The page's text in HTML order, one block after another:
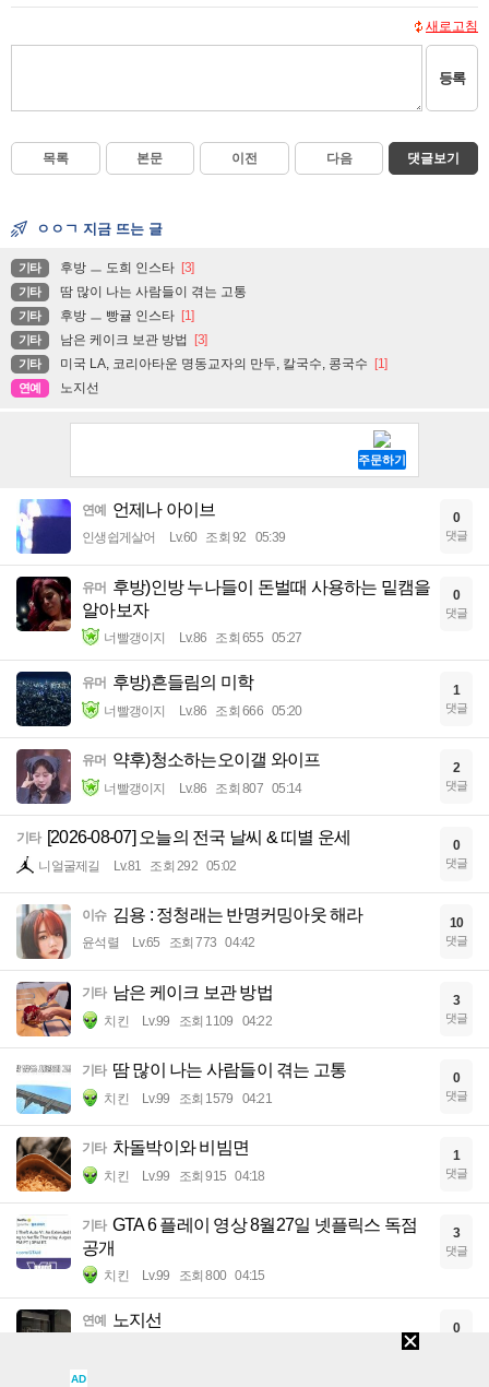
새로고침
등록
목록 본문 이전 다음 댓글보기
ㅇㅇㄱ 지금 뜨는 글
기타 후방 ㅡ 도희 인스타 [3]
기타 땀 많이 나는 사람들이 겪는 고통
기타 후방 ㅡ 빵귤 인스타 [1]
기타 남은 케이크 보관 방법 [3]
기타 미국 LA, 코리아타운 명동교자의 만두, 칼국수, 콩국수 [1]
연예 노지선
연예 언제나 아이브
인생쉽게살어 Lv.60 조회 92 05:39
0
댓글
유머 후방)인방 누나들이 돈벌때 사용하는 밑캠을
알아보자
너빨갱이지 Lv.86 조회 655 05:27
0
댓글
유머 후방)흔들림의 미학
너빨갱이지 Lv.86 조회 666 05:20
1
댓글
유머 약후)청소하는오이갤 와이프
너빨갱이지 Lv.86 조회 807 05:14
2
댓글
기타 [2026-08-07] 오늘의 전국 날씨 & 띠별 운세
니얼굴제길 Lv.81 조회 292 05:02
0
댓글
이슈 김용 : 정청래는 반명커밍아웃 해라
윤석렬 Lv.65 조회 773 04:42
10
댓글
기타 남은 케이크 보관 방법
치킨 Lv.99 조회 1109 04:22
3
댓글
기타 땀 많이 나는 사람들이 겪는 고통
치킨 Lv.99 조회 1579 04:21
0
댓글
기타 차돌박이와 비빔면
치킨 Lv.99 조회 915 04:18
1
댓글
기타 GTA 6 플레이 영상 8월27일 넷플릭스 독점
공개
치킨 Lv.99 조회 800 04:15
3
댓글
연예 노지선 0
AD